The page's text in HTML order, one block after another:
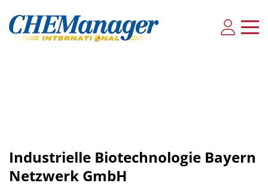
Indus­tri­elle Bio­tech­no­lo­gie Bay­ern
Net­zwerk GmbH